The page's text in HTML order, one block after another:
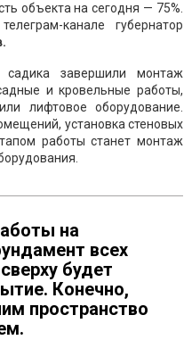
объекта на сегодня — 75%.
канале губернатор
садика завершили монтаж
и кровельные работы,
лифтовое оборудование.
установка стеновых
работы станет монтаж
на
всех
будет
Конечно,
пространство